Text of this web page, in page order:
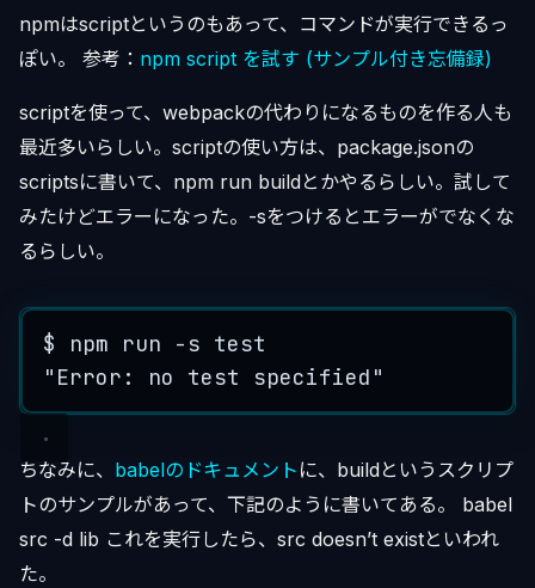
npmはscriptというのもあって、コマンドが実行できるっ
ぽい。 参考： npm script を試す (サンプル付き忘備録)
scriptを使って、webpackの代わりになるものを作る人も
最近多いらしい。scriptの使い方は、package.jsonの
scriptsに書いて、npm run buildとかやるらしい。試して
みたけどエラーになった。-sをつけるとエラーがでなくな
るらしい。
$ npm run - s test
" Error: no test specified "
ちなみに、 babelのドキュメント に、buildというスクリプ
トのサンプルがあって、下記のように書いてある。 babel
src -d lib これを実行したら、src doesn’t existといわれ
た。